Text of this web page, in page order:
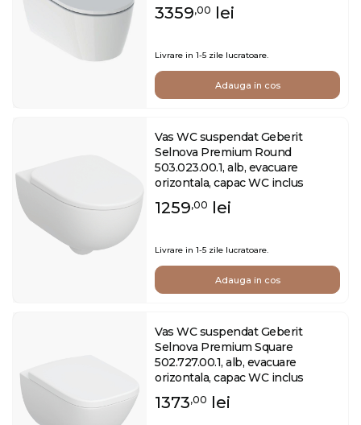
3359,00 lei
Livrare in 1-5 zile lucratoare.
Adauga in cos
Vas WC suspendat Geberit
Selnova Premium Round
503.023.00.1, alb, evacuare
orizontala, capac WC inclus
1259,00 lei
Livrare in 1-5 zile lucratoare.
Adauga in cos
Vas WC suspendat Geberit
Selnova Premium Square
502.727.00.1, alb, evacuare
orizontala, capac WC inclus
1373,00 lei